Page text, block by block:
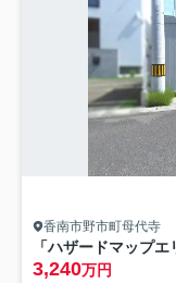
香南市野市町母代寺
3,240万円